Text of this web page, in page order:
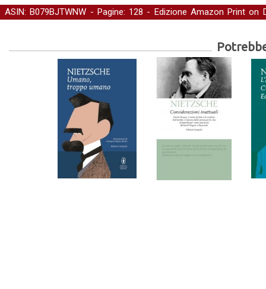
ASIN: B079BJTWNW - Pagine: 128 - Edizione Amazon Print on